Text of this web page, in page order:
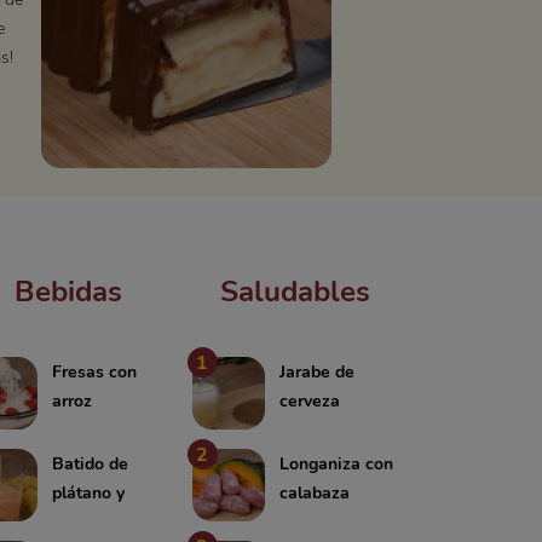
Bebidas
Fresas con
arroz
Batido de
plátano y
Saludables
1
Jarabe de
cerveza
2
Longaniza con
calabaza